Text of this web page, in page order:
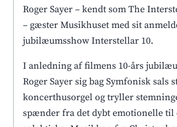
Roger Sayer – kendt som The
– gæster Musikhuset med sit
jubilæumsshow Interstellar 10.
I anledning af filmens 10-års
Roger Sayer sig bag Symfonisk sals
koncerthusorgel og tryller
spænder fra det dybt emotionelle til